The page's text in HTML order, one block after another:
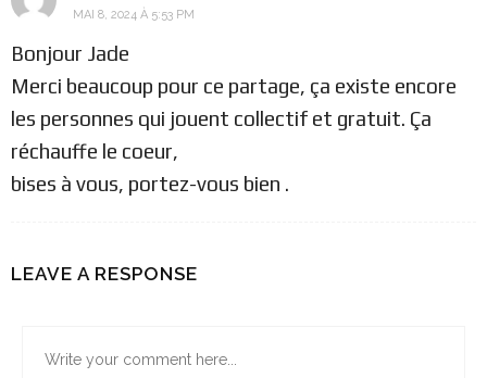
MAI 8, 2024 À 5:53 PM
Bonjour Jade
Merci beaucoup pour ce partage, ça existe encore
les personnes qui jouent collectif et gratuit. Ça
réchauffe le coeur,
bises à vous, portez-vous bien .
LEAVE A RESPONSE